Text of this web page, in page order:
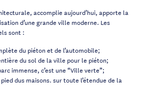
accomplie aujourd’hui, apporte la
d’une grande ville moderne. Les
sont :
du piéton et de l’automobile;
du sol de la ville pour le piéton;
immense, c’est une “Ville verte”;
dus maisons. sur toute l’étendue de la